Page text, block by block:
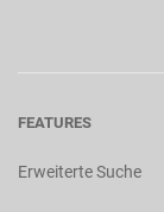
FEATURES
Erweiterte Suche